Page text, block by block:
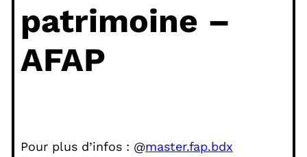
patrimoine –
AFAP
Pour plus d’infos : @master.fap.bdx